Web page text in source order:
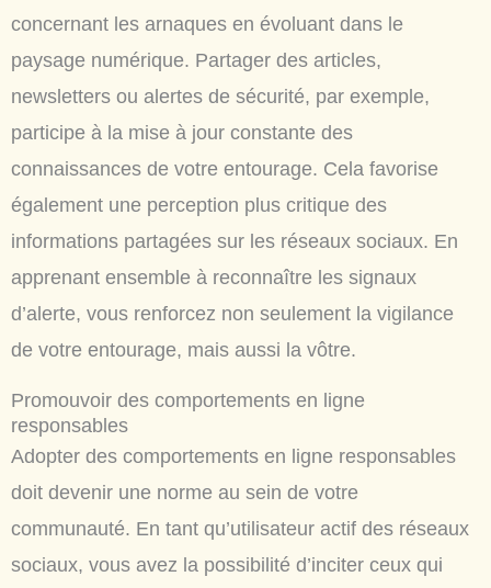
concernant les arnaques en évoluant dans le
paysage numérique. Partager des articles,
newsletters ou alertes de sécurité, par exemple,
participe à la mise à jour constante des
connaissances de votre entourage. Cela favorise
également une perception plus critique des
informations partagées sur les réseaux sociaux. En
apprenant ensemble à reconnaître les signaux
d’alerte, vous renforcez non seulement la vigilance
de votre entourage, mais aussi la vôtre.
Promouvoir des comportements en ligne
responsables
Adopter des comportements en ligne responsables
doit devenir une norme au sein de votre
communauté. En tant qu’utilisateur actif des réseaux
sociaux, vous avez la possibilité d’inciter ceux qui